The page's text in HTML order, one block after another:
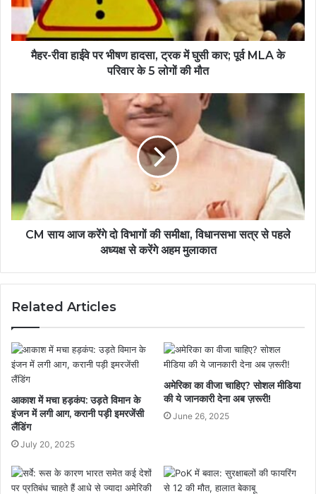
मैहर-रीवा हाईवे पर भीषण हादसा, ट्रक में घुसी कार; पूर्व MLA के
परिवार के 5 लोगों की मौत
CM साय आज करेंगे दो विभागों की समीक्षा, विधानसभा सत्र से पहले
अध्यक्ष से करेंगे अहम मुलाकात
Related Articles
आकाश में मचा हड़कंप: उड़ते विमान के
इंजन में लगी आग, करानी पड़ी इमरजेंसी
लैंडिंग
July 20, 2025
अमेरिका का वीजा चाहिए? सोशल मीडिया
की ये जानकारी देना अब ज़रूरी!
June 26, 2025